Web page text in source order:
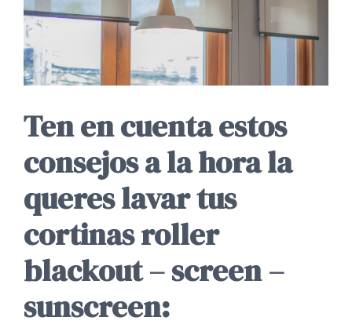
Ten en cuenta estos
consejos a la hora la
queres lavar tus
cortinas roller
blackout – screen –
sunscreen: